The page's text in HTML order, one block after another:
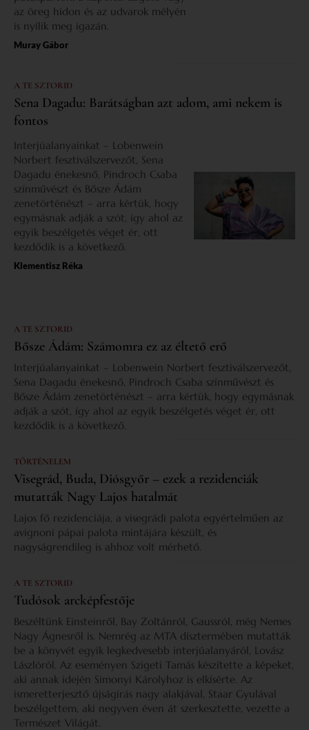
az öreg hídon és az udvarok mélyén
is nyílik meg igazán.
Muray Gábor
A TE SZTORID
Sena Dagadu: Barátságban azt adom, ami nekem is
fontos
Interjúalanyainkat – Lobenwein
Norbert fesztiválszervezőt, Sena
Dagadu énekesnő, Pindroch Csaba
színművészt és Bősze Ádám
zenetörténészt – arra kértük, hogy
egymásnak adják a szót, így ahol az
egyik beszélgetés véget ér, ott
kezdődik is a következő.
Klementisz Réka
A TE SZTORID
Bősze Ádám: Számomra ez az éltető erő
Interjúalanyainkat – Lobenwein Norbert fesztiválszervezőt,
Sena Dagadu énekesnő, Pindroch Csaba színművészt és
Bősze Ádám zenetörténészt – arra kértük, hogy egymásnak
adják a szót, így ahol az egyik beszélgetés véget ér, ott
kezdődik is a következő.
TÖRTÉNELEM
Visegrád, Buda, Diósgyőr – ezek a rezidenciák
mutatták Nagy Lajos hatalmát
Lajos fő rezidenciája, a visegrádi palota egyértelműen az
avignoni pápai palota mintájára készült, és
nagyságrendileg is ahhoz volt mérhető.
A TE SZTORID
Tudósok arcképfestője
Beszéltünk Einsteinről, Bay Zoltánról, Gaussról, még Nemes
Nagy Ágnesről is. Nemrég az MTA dísztermében mutatták
be a könyvét egyik legkedvesebb interjúalanyáról, Lovász
Lászlóról. Az eseményen Szigeti Tamás készítette a képeket,
aki annak idején Simonyi Károlyhoz is elkísérte. Az
ismeretterjesztő újságírás nagy alakjával, Staar Gyulával
beszélgettem, aki negyven éven át szerkesztette, vezette a
Természet Világát.